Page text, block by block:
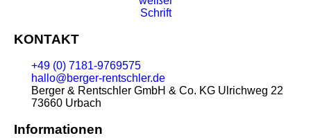
KONTAKT
+49 (0) 7181-9769575
hallo@berger-rentschler.de
Berger & Rentschler GmbH & Co. KG Ulrichweg 22
73660 Urbach
Informationen